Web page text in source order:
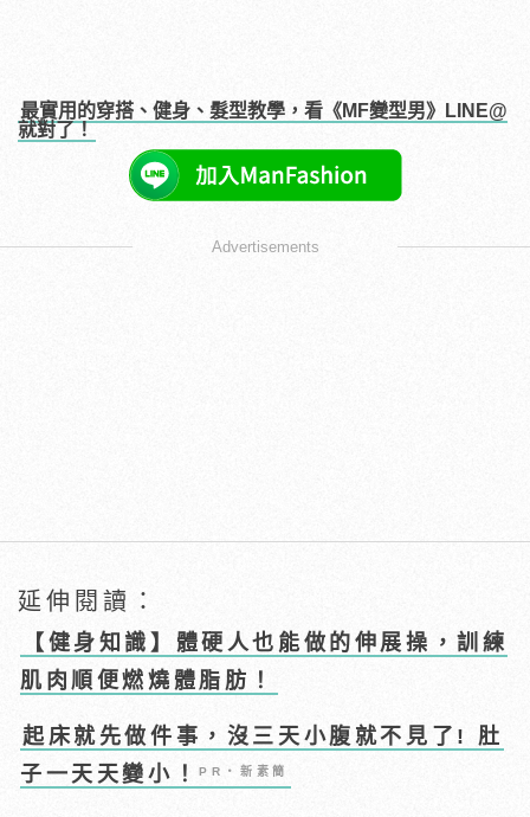
最實用的穿搭、健身、髮型教學，看《MF變型男》LINE@
就對了！
Advertisements
延伸閱讀：
【健身知識】體硬人也能做的伸展操，訓練
肌肉順便燃燒體脂肪！
起床就先做件事，沒三天小腹就不見了! 肚
子一天天變小！PR・新素簡